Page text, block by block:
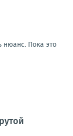
нюанс. Пока это